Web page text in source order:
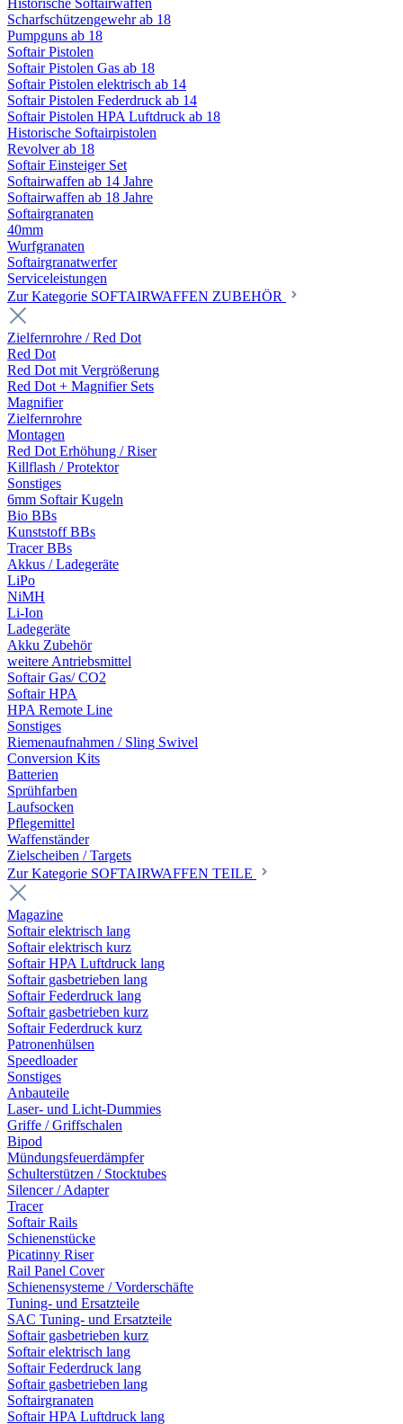
Historische Softairwaffen
Scharfschützengewehr ab 18
Pumpguns ab 18
Softair Pistolen
Softair Pistolen Gas ab 18
Softair Pistolen elektrisch ab 14
Softair Pistolen Federdruck ab 14
Softair Pistolen HPA Luftdruck ab 18
Historische Softairpistolen
Revolver ab 18
Softair Einsteiger Set
Softairwaffen ab 14 Jahre
Softairwaffen ab 18 Jahre
Softairgranaten
40mm
Wurfgranaten
Softairgranatwerfer
Serviceleistungen
Zur Kategorie SOFTAIRWAFFEN ZUBEHÖR
Zielfernrohre / Red Dot
Red Dot
Red Dot mit Vergrößerung
Red Dot + Magnifier Sets
Magnifier
Zielfernrohre
Montagen
Red Dot Erhöhung / Riser
Killflash / Protektor
Sonstiges
6mm Softair Kugeln
Bio BBs
Kunststoff BBs
Tracer BBs
Akkus / Ladegeräte
LiPo
NiMH
Li-Ion
Ladegeräte
Akku Zubehör
weitere Antriebsmittel
Softair Gas/ CO2
Softair HPA
HPA Remote Line
Sonstiges
Riemenaufnahmen / Sling Swivel
Conversion Kits
Batterien
Sprühfarben
Laufsocken
Pflegemittel
Waffenständer
Zielscheiben / Targets
Zur Kategorie SOFTAIRWAFFEN TEILE
Magazine
Softair elektrisch lang
Softair elektrisch kurz
Softair HPA Luftdruck lang
Softair gasbetrieben lang
Softair Federdruck lang
Softair gasbetrieben kurz
Softair Federdruck kurz
Patronenhülsen
Speedloader
Sonstiges
Anbauteile
Laser- und Licht-Dummies
Griffe / Griffschalen
Bipod
Mündungsfeuerdämpfer
Schulterstützen / Stocktubes
Silencer / Adapter
Tracer
Softair Rails
Schienenstücke
Picatinny Riser
Rail Panel Cover
Schienensysteme / Vorderschäfte
Tuning- und Ersatzteile
SAC Tuning- und Ersatzteile
Softair gasbetrieben kurz
Softair elektrisch lang
Softair Federdruck lang
Softair gasbetrieben lang
Softairgranaten
Softair HPA Luftdruck lang